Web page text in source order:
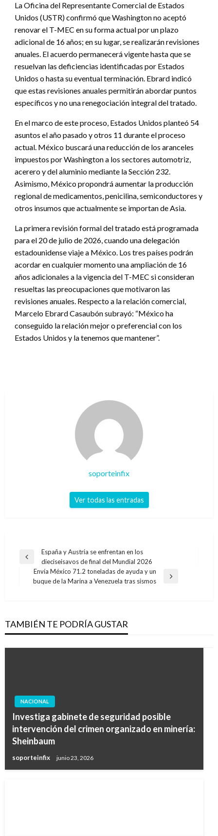
La Oficina del Representante Comercial de Estados
Unidos (USTR) confirmó que Washington no aceptó
renovar el T-MEC en su forma actual por un plazo
adicional de 16 años; en su lugar, se realizarán revisiones
anuales. El acuerdo permanecerá vigente hasta que se
resuelvan las deficiencias identificadas por Estados
Unidos o hasta su eventual terminación. Ebrard indicó
que estas revisiones anuales permitirán abordar puntos
específicos y no una renegociación integral del tratado.
En el marco de este proceso, Estados Unidos planteó 54
asuntos el año pasado y otros 11 durante el proceso
actual. México buscará una reducción de los aranceles
impuestos por Washington a los sectores automotriz,
acerero y del aluminio mediante la Sección 232.
Asimismo, México propondrá aumentar la producción
regional de medicamentos, penicilina, semiconductores y
otros insumos que actualmente se importan de Asia.
La primera revisión formal del tratado está programada
para el 20 de julio de 2026, cuando una delegación
estadounidense viaje a México. Los tres países podrán
acordar en cualquier momento una ampliación de 16
años adicionales a la vigencia del T-MEC si consideran
resueltas las preocupaciones que motivaron las
revisiones anuales. Respecto a la relación comercial,
Marcelo Ebrard Casaubón subrayó: “México ha
conseguido la relación mejor o preferencial con los
Estados Unidos y la tenemos que mantener”.
soporteinfix
Ver todas las entradas
Navegación
entradas
Entrada
anterior
España y Austria se enfrentan en los
dieciseisavos de final del Mundial 2026
Entrada
Envía México 71.2 toneladas de ayuda y un
buque de la Marina a Venezuela tras sismos
TAMBIÉN TE PODRÍA GUSTAR
NACIONAL
Investiga gabinete de seguridad posible
intervención del crimen organizado en minería:
Sheinbaum
soporteinfix junio 23, 2026